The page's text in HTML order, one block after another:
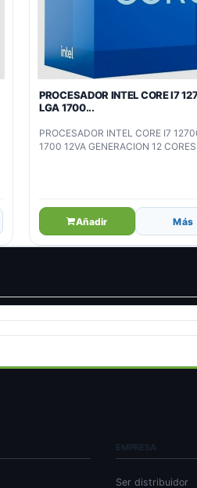
PROCESADOR INTEL CORE I7
LGA 1700...
PROCESADOR INTEL CORE I7
1700 12VA GENERACION 12
Añadir Más
EMPRESA
Ser distribuidor